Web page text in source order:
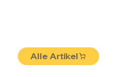
Alle Artikel